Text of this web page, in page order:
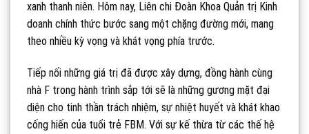
xanh thanh niên. Hôm nay, Liên chi Đoàn Khoa Quản trị Kinh
doanh chính thức bước sang một chặng đường mới, mang
theo nhiều kỳ vọng và khát vọng phía trước.
Tiếp nối những giá trị đã được xây dựng, đồng hành cùng
nhà F trong hành trình sắp tới sẽ là những gương mặt đại
diện cho tinh thần trách nhiệm, sự nhiệt huyết và khát khao
cống hiến của tuổi trẻ FBM. Với sự kế thừa từ các thế hệ